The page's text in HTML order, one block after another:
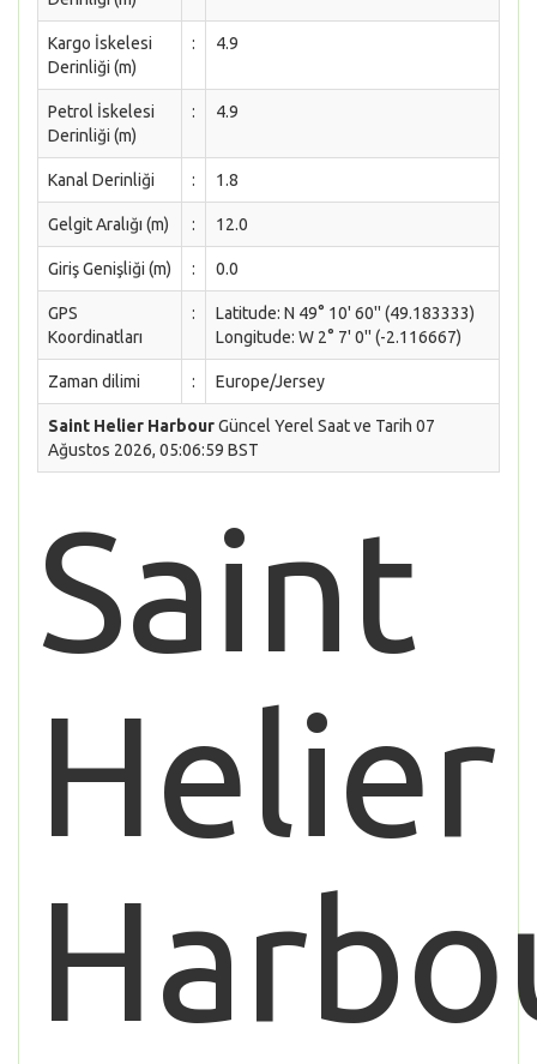
Kargo İskelesi
Derinliği (m)
: 4.9
Petrol İskelesi
Derinliği (m)
: 4.9
Kanal Derinliği : 1.8
Gelgit Aralığı (m) : 12.0
Giriş Genişliği (m) : 0.0
GPS
Koordinatları
:
Latitude: N 49° 10' 60'' (49.183333)
Longitude: W 2° 7' 0'' (-2.116667)
Zaman dilimi : Europe/Jersey
Saint Helier HarbourGüncel Yerel Saat ve Tarih 07
Ağustos 2026, 05:06:59 BST
Saint
Helier